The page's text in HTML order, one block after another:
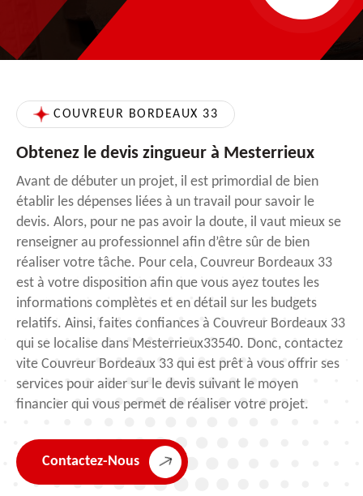
COUVREUR BORDEAUX 33
Obtenez le devis zingueur à Mesterrieux
Avant de débuter un projet, il est primordial de bien
établir les dépenses liées à un travail pour savoir le
devis. Alors, pour ne pas avoir la doute, il vaut mieux se
renseigner au professionnel afin d’être sûr de bien
réaliser votre tâche. Pour cela, Couvreur Bordeaux 33
est à votre disposition afin que vous ayez toutes les
informations complètes et en détail sur les budgets
relatifs. Ainsi, faites confiances à Couvreur Bordeaux 33
qui se localise dans Mesterrieux33540. Donc, contactez
vite Couvreur Bordeaux 33 qui est prêt à vous offrir ses
services pour aider sur le devis suivant le moyen
financier qui vous permet de réaliser votre projet.
Contactez-Nous